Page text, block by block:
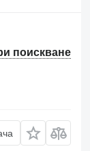
поискване